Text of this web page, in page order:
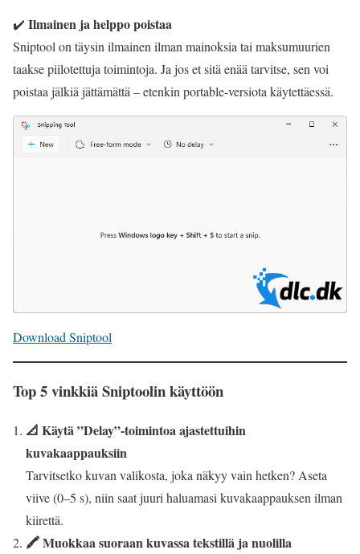
✔️ Ilmainen ja helppo poistaa
Sniptool on täysin ilmainen ilman mainoksia tai maksumuurien
taakse piilotettuja toimintoja. Ja jos et sitä enää tarvitse, sen voi
poistaa jälkiä jättämättä – etenkin portable-versiota käytettäessä.
Download Sniptool
Top 5 vinkkiä Sniptoolin käyttöön
📐 Käytä ”Delay”-toimintoa ajastettuihin
kuvakaappauksiin
Tarvitsetko kuvan valikosta, joka näkyy vain hetken? Aseta
viive (0–5 s), niin saat juuri haluamasi kuvakaappauksen ilman
kiirettä.
🖍️ Muokkaa suoraan kuvassa tekstillä ja nuolilla